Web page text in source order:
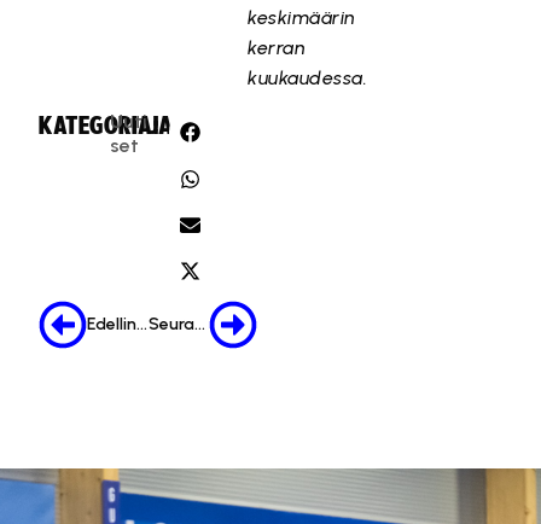
keskimäärin
kerran
kuukaudessa.
KATEGORIA:
Uuti
set
JAA:
Edellinen Seuraava